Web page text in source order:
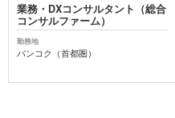
業務・DXコンサルタント（総合
コンサルファーム）
勤務地
バンコク（首都圏）